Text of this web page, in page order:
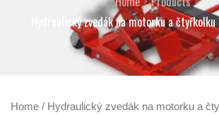
Hydraulický zvedák na motorku a čtyřkolku
Home / Hydraulický zvedák na motorku a